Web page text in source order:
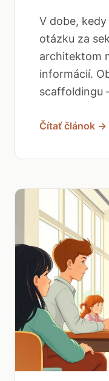
V dobe,
otázku za
architektom
informácií.
scaffoldingu
Čítať článok →